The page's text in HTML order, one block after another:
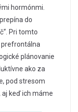
hormónmi.
do
Pri tomto
prefrontálna
plánovanie
ako za
pod stresom
keď ich máme